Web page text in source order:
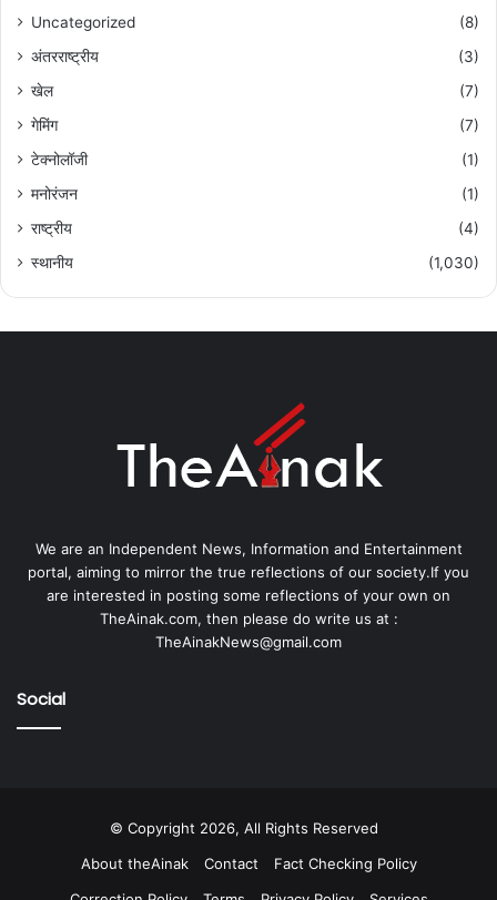
Uncategorized
(8)
अंतरराष्ट्रीय
(3)
खेल
(7)
गेमिंग
(7)
टेक्नोलॉजी
(1)
मनोरंजन
(1)
राष्ट्रीय
(4)
स्थानीय
(1,030)
We are an Independent News, Information and Entertainment
portal, aiming to mirror the true reflections of our society.If you
are interested in posting some reflections of your own on
TheAinak.com, then please do write us at :
TheAinakNews@gmail.com
Social
© Copyright 2026, All Rights Reserved
About theAinak
Contact
Fact Checking Policy